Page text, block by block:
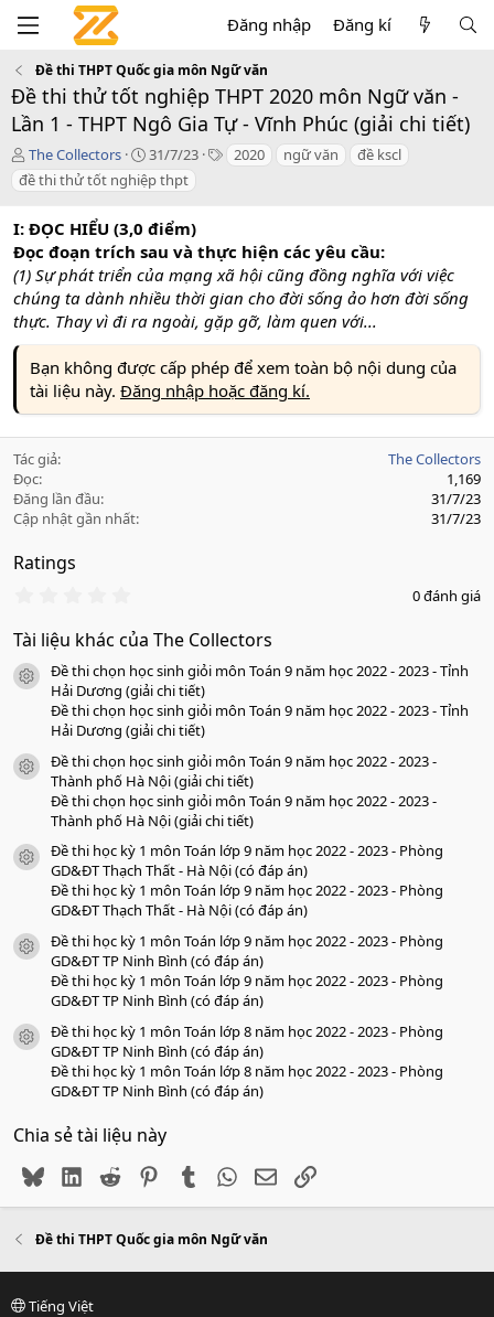
Đăng nhập Đăng kí
Đề thi THPT Quốc gia môn Ngữ văn
Đề thi thử tốt nghiệp THPT 2020 môn Ngữ văn -
Lần 1 - THPT Ngô Gia Tự - Vĩnh Phúc (giải chi tiết)
T
á
c
i
ả
The Collectors
C
r
e
t
i
o
n
a
e
31/7/23
T 2020 ngữ văn
đề kscl
đề thi thử tốt nghiệp thpt
I: ĐỌC HIỂU (3,0 điểm)
Đọc đoạn trích sau và thực hiện các yêu cầu:
(1) Sự phát triển của mạng xã hội cũng đồng nghĩa với việc
chúng ta dành nhiều thời gian cho đời sống ảo hơn đời sống
thực. Thay vì đi ra ngoài, gặp gỡ, làm quen với...
Bạn không được cấp phép để xem toàn bộ nội dung của
tài liệu này. Đăng nhập hoặc đăng kí.
Tác giả
The Collectors
Đọc
1,169
Đăng lần đầu
31/7/23
Cập nhật gần nhất
31/7/23
Ratings
0
0
a
o
0 đánh giá
Tài liệu khác của The Collectors
icon tài liệu
Đề thi chọn học sinh giỏi môn Toán 9 năm học 2022 - 2023 - Tỉnh
Hải Dương (giải chi tiết)
Đề thi chọn học sinh giỏi môn Toán 9 năm học 2022 - 2023 - Tỉnh
Hải Dương (giải chi tiết)
icon tài liệu
Đề thi chọn học sinh giỏi môn Toán 9 năm học 2022 - 2023 -
Thành phố Hà Nội (giải chi tiết)
Đề thi chọn học sinh giỏi môn Toán 9 năm học 2022 - 2023 -
Thành phố Hà Nội (giải chi tiết)
icon tài liệu
Đề thi học kỳ 1 môn Toán lớp 9 năm học 2022 - 2023 - Phòng
GD&ĐT Thạch Thất - Hà Nội (có đáp án)
Đề thi học kỳ 1 môn Toán lớp 9 năm học 2022 - 2023 - Phòng
GD&ĐT Thạch Thất - Hà Nội (có đáp án)
icon tài liệu
Đề thi học kỳ 1 môn Toán lớp 9 năm học 2022 - 2023 - Phòng
GD&ĐT TP Ninh Bình (có đáp án)
Đề thi học kỳ 1 môn Toán lớp 9 năm học 2022 - 2023 - Phòng
GD&ĐT TP Ninh Bình (có đáp án)
icon tài liệu
Đề thi học kỳ 1 môn Toán lớp 8 năm học 2022 - 2023 - Phòng
GD&ĐT TP Ninh Bình (có đáp án)
Đề thi học kỳ 1 môn Toán lớp 8 năm học 2022 - 2023 - Phòng
GD&ĐT TP Ninh Bình (có đáp án)
Chia sẻ tài liệu này
BlueskyLinkedIn
Reddit PinterestTumblr WhatsApp
EmailLink
Đề thi THPT Quốc gia môn Ngữ văn
Tiếng Việt